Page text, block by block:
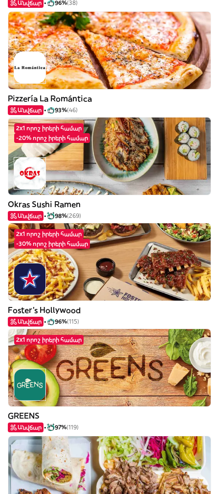
Անվճար 96%(38)
Pizzería La Romántica
Անվճար 93%(46)
2x1 որոշ իրերի համար
-20% որոշ իրերի համար
Okras Sushi Ramen
Անվճար 98%(269)
2x1 որոշ իրերի համար
-30% որոշ իրերի համար
Foster's Hollywood
Անվճար 96%(115)
2x1 որոշ իրերի համար
GREENS
Անվճար 97%(119)